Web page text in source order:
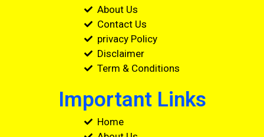
About Us
Contact Us
privacy Policy
Disclaimer
Term & Conditions
Important Links
Home